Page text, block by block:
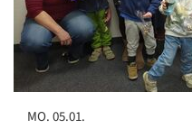
MO. 05.01.